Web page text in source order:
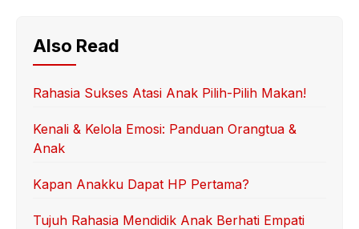
Also Read
Rahasia Sukses Atasi Anak Pilih-Pilih Makan!
Kenali & Kelola Emosi: Panduan Orangtua &
Anak
Kapan Anakku Dapat HP Pertama?
Tujuh Rahasia Mendidik Anak Berhati Empati